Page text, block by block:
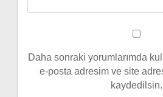
Daha sonraki yorumlarımda
e-posta adresim ve site
kaydedilsin.